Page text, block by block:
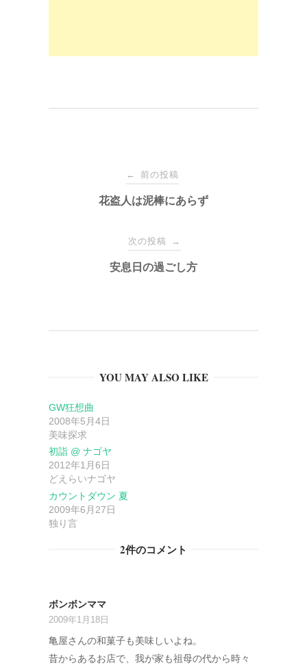
ョ
ン
← 前の投稿
花盗人は泥棒にあらず
次の投稿 →
安息日の過ごし方
YOU MAY ALSO LIKE
GW狂想曲
2008年5月4日
美味探求
初詣 @ ナゴヤ
2012年1月6日
どえらいナゴヤ
カウントダウン 夏
2009年6月27日
独り言
2件のコメント
ボンボンママ
2009年1月18日
亀屋さんの和菓子も美味しいよね。
昔からあるお店で、我が家も祖母の代から時々